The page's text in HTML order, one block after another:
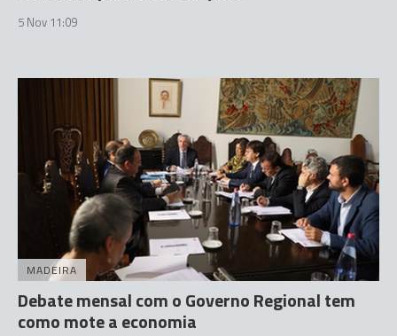
5 Nov 11:09
MADEIRA
Debate mensal com o Governo Regional tem
como mote a economia